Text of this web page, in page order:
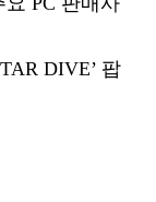
DIVE’ 팝